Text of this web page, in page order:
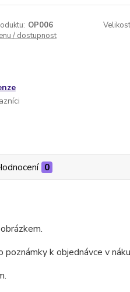
OP006
/ dostupnost
0
k objednávce v